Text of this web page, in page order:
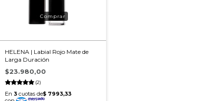
HELENA | Labial Rojo Mate de
Larga Duración
(2)
$23.980,00